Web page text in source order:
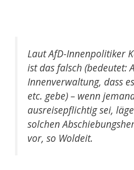
Laut AfD-Innenpolitiker
ist das falsch (bedeutet:
Innenverwaltung, dass
etc. gebe) – wenn
ausreisepflichtig sei,
solchen
vor, so Woldeit.